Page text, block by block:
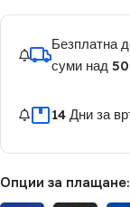
Безплатна
суми над
14 Дни за
Опции за плащане: